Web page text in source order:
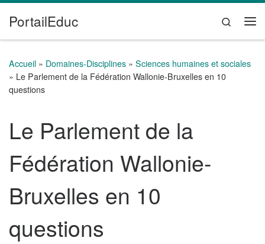
Passer au contenu
PortailEduc
Search
Accueil » Domaines-Disciplines » Sciences humaines et sociales
» Le Parlement de la Fédération Wallonie-Bruxelles en 10
questions
Le Parlement de la
Fédération Wallonie-
Bruxelles en 10
questions